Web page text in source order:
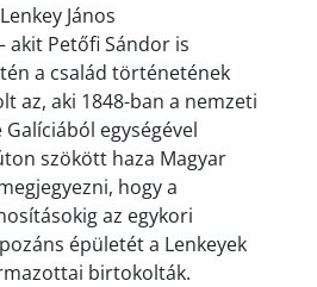
János
akit Petőfi Sándor is
a család történetének
az, aki 1848-ban a nemzeti
egységével
szökött haza Magyar
hogy a
az egykori
épületét a Lenkeyek
birtokolták.